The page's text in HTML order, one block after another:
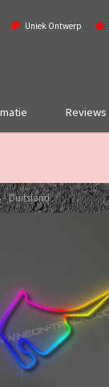
Uniek Ontwerp
Reviews
- Duitsland